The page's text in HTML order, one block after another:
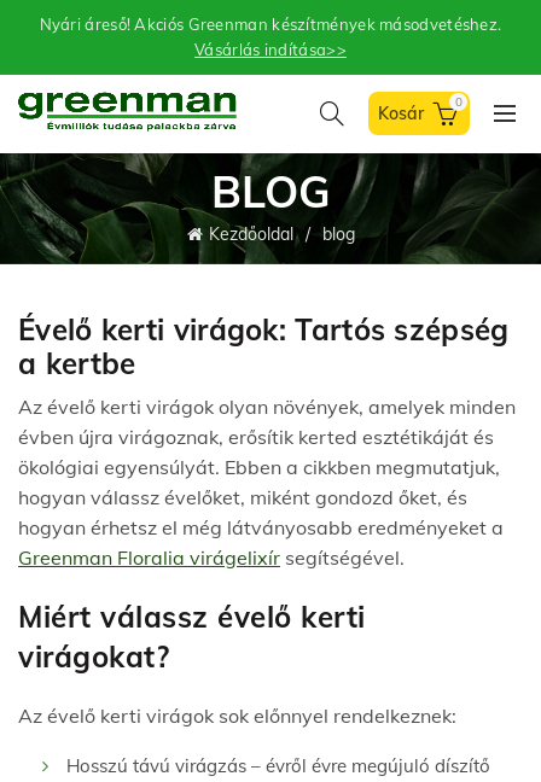
Nyári áreső! Akciós Greenman készítmények másodvetéshez.
Vásárlás indítása>>
0
BLOG
Kezdőoldal blog
Évelő kerti virágok: Tartós szépség
a kertbe
Az évelő kerti virágok olyan növények, amelyek minden
évben újra virágoznak, erősítik kerted esztétikáját és
ökológiai egyensúlyát. Ebben a cikkben megmutatjuk,
hogyan válassz évelőket, miként gondozd őket, és
hogyan érhetsz el még látványosabb eredményeket a
Greenman Floralia virágelixír segítségével.
Miért válassz évelő kerti
virágokat?
Az évelő kerti virágok sok előnnyel rendelkeznek:
Hosszú távú virágzás – évről évre megújuló díszítő